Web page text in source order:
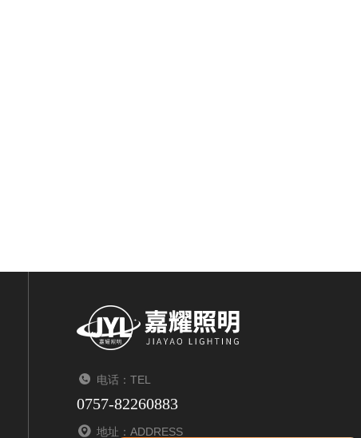
电话：TEL
0757-82260883
地址：ADDRESS